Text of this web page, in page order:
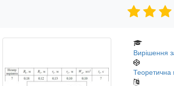
Вирішення
Теоретична